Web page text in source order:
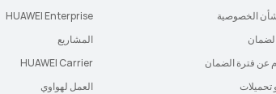
الخصوصية
عن فترة الضمان
تحميلات
HUAWEI Enterprise
المشاريع
HUAWEI Carrier
العمل لهواوي